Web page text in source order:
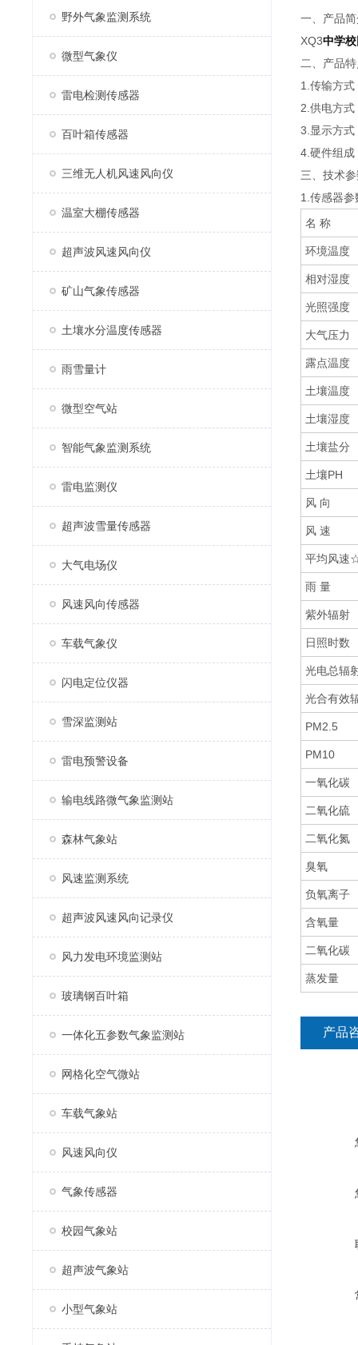
野外气象监测系统
微型气象仪
雷电检测传感器
百叶箱传感器
三维无人机风速风向仪
温室大棚传感器
超声波风速风向仪
矿山气象传感器
土壤水分温度传感器
雨雪量计
微型空气站
智能气象监测系统
雷电监测仪
超声波雪量传感器
大气电场仪
风速风向传感器
车载气象仪
闪电定位仪器
雪深监测站
雷电预警设备
输电线路微气象监测站
森林气象站
风速监测系统
超声波风速风向记录仪
风力发电环境监测站
玻璃钢百叶箱
一体化五参数气象监测站
网格化空气微站
车载气象站
风速风向仪
气象传感器
校园气象站
超声波气象站
小型气象站
一、产品
XQ3中学
二、产品
1.传输方
2.供电方
3.显示方
4.硬件组成
三、技术
1.传感器
名 称
环境温度
相对湿度
光照强度
大气压力
露点温度
土壤温度
土壤湿度
土壤盐分
土壤PH
风 向
风 速
平均风速
雨 量
紫外辐射
日照时数
光电总辐
光合有效
PM2.5
PM10
一氧化碳
二氧化硫
二氧化氮
臭氧
负氧离子
含氧量
二氧化碳
蒸发量
产品